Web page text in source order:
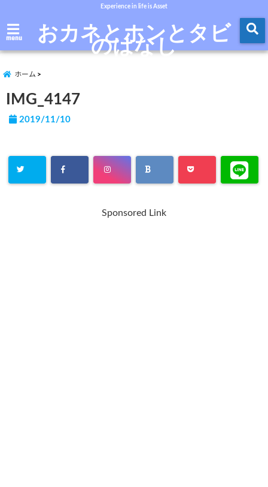
Experience in life is Asset
menu おカネとホンとタビ
のはなし
ホーム
IMG_4147
2019/11/10
Sponsored Link